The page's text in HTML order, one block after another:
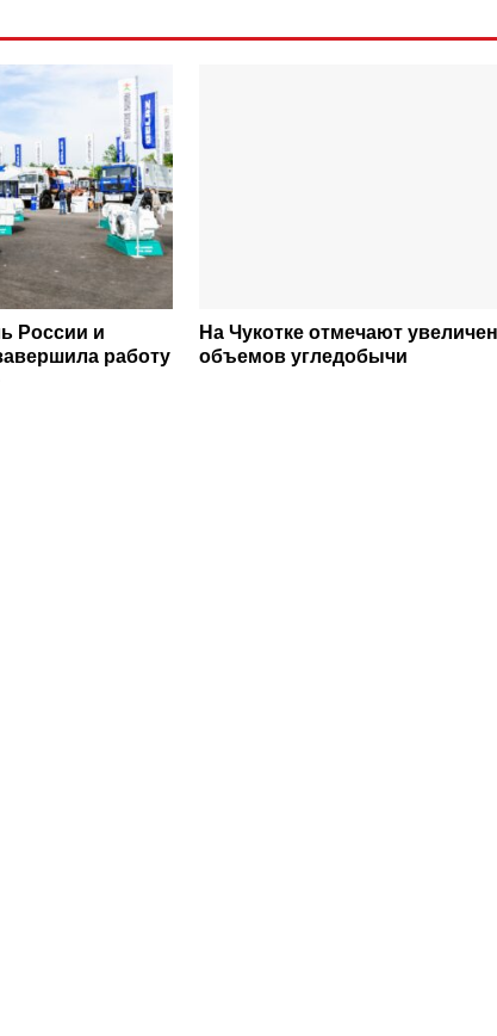
России и
работу
На Чукотке отмечают
объемов угледобычи